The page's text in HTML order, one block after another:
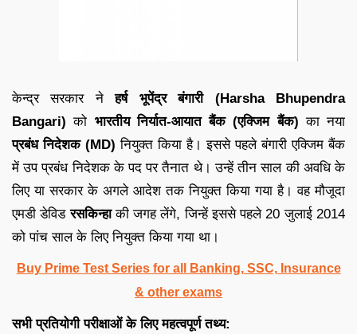
केन्द्र सरकार नेहर्ष भूपेंद्र बंगारी (Harsha Bhupendra
Bangari) को भारतीय निर्यात-आयात बैंक (एक्जिम बैंक) का नया
प्रबंध निदेशक (MD) नियुक्त किया है। इससे पहले बंगारी एक्जिम बैंक
में उप प्रबंध निदेशक के पद पर तैनात थे। उन्हें तीन साल की अवधि के
लिए या सरकार के अगले आदेश तक नियुक्त किया गया है। वह मौजूदा
एमडी डेविडरसकिन्हाकी जगह लेंगे, जिन्हें इससे पहले 20 जुलाई 2014
को पांच साल के लिए नियुक्त किया गया था।
Buy Prime Test Series for all Banking, SSC, Insurance
& other exams
सभी प्रतियोगी परीक्षाओं के लिए महत्वपूर्ण तथ्य: